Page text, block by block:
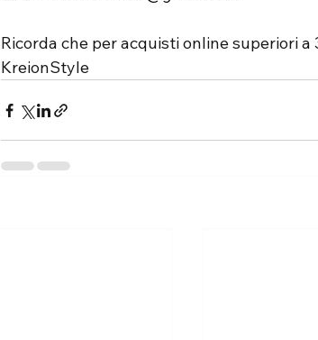
Ricorda che per acquisti online superiori
KreionStyle